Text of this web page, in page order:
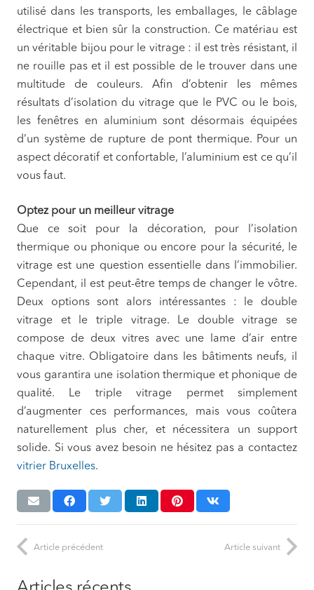
utilisé dans les transports, les emballages, le câblage
électrique et bien sûr la construction. Ce matériau est
un véritable bijou pour le vitrage : il est très résistant, il
ne rouille pas et il est possible de le trouver dans une
multitude de couleurs. Afin d’obtenir les mêmes
résultats d’isolation du vitrage que le PVC ou le bois,
les fenêtres en aluminium sont désormais équipées
d’un système de rupture de pont thermique. Pour un
aspect décoratif et confortable, l’aluminium est ce qu’il
vous faut.
Optez pour un meilleur vitrage
Que ce soit pour la décoration, pour l’isolation
thermique ou phonique ou encore pour la sécurité, le
vitrage est une question essentielle dans l’immobilier.
Cependant, il est peut-être temps de changer le vôtre.
Deux options sont alors intéressantes : le double
vitrage et le triple vitrage. Le double vitrage se
compose de deux vitres avec une lame d’air entre
chaque vitre. Obligatoire dans les bâtiments neufs, il
vous garantira une isolation thermique et phonique de
qualité. Le triple vitrage permet simplement
d’augmenter ces performances, mais vous coûtera
naturellement plus cher, et nécessitera un support
solide. Si vous avez besoin ne hésitez pas a contactez
vitrier Bruxelles.
Article précédent Article suivant